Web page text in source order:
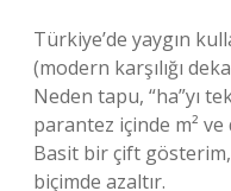
Türkiye’de yaygın
(modern karşılığı
Neden tapu, “ha”yı
parantez içinde m² ve
Basit bir çift gösterim,
biçimde azaltır.